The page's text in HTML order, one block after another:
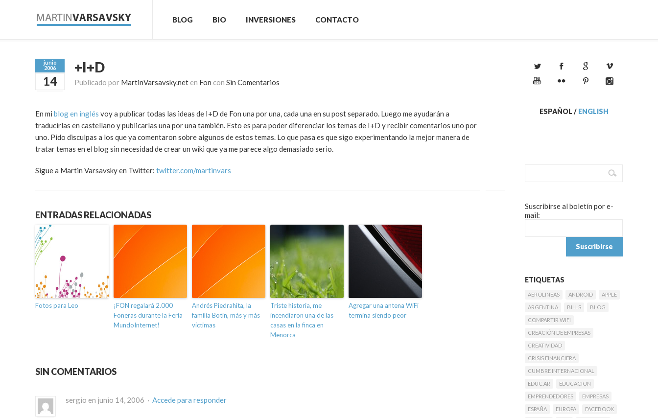
BLOG BIO INVERSIONES CONTACTO
junio
2006
14
+I+D
Publicado por MartinVarsavsky.net en Fon con Sin Comentarios
En mi blog en inglés voy a publicar todas las ideas de I+D de Fon una por una, cada una en su post separado. Luego me ayudarán a
traducirlas en castellano y publicarlas una por una también. Esto es para poder diferenciar los temas de I+D y recibir comentarios uno por
uno. Pido disculpas a los que ya comentaron sobre algunos de estos temas. Lo que pasa es que sigo experimentando la mejor manera de
tratar temas en el blog sin necesidad de crear un wiki que ya me parece algo demasiado serio.
Sigue a Martin Varsavsky en Twitter: twitter.com/martinvars
ENTRADAS RELACIONADAS
Fotos para Leo
¡FON regalará 2.000
Foneras durante la Feria
MundoInternet!
Andrés Piedrahita, la
familia Botín, más y más
víctimas
Triste historia, me
incendiaron una de las
casas en la finca en
Menorca
Agregar una antena WiFi
termina siendo peor
SIN COMENTARIOS
sergio en junio 14, 2006 · Accede para responder
ESPAÑOL / ENGLISH
Suscribirse al boletín por e-
mail:
ETIQUETAS
AEROLINEAS ANDROID
APPLE
ARGENTINA
BILLS
BLOG
COMPARTIR WIFI
CREACIÓN DE EMPRESAS
CREATIVIDAD
CRISIS FINANCIERA
CUMBRE INTERNACIONAL
EDUC.AR
EDUCACION
EMPRENDEDORES
EMPRESAS
ESPAÑA
EUROPA
FACEBOOK